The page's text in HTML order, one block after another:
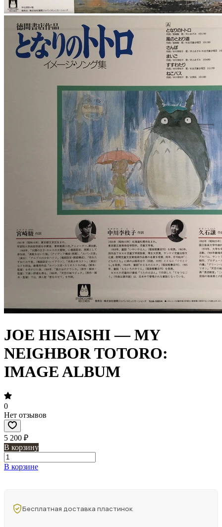
JOE HISAISHI — MY
NEIGHBOR TOTORO:
IMAGE ALBUM
0
Нет отзывов
5 200 ₽
В корзину
В корзине
Бесплатная доставка пластинок